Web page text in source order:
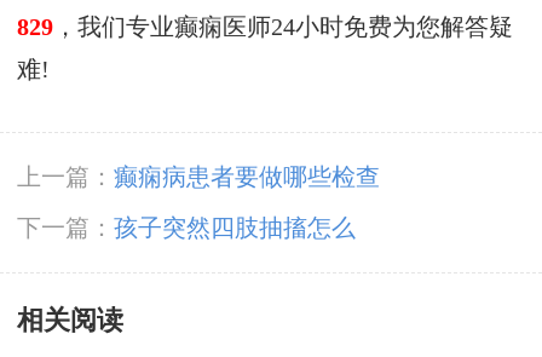
829 ，我们专业癫痫医师24小时免费为您解答疑
难!
上一篇： 癫痫病患者要做哪些检查
下一篇： 孩子突然四肢抽搐怎么
相关阅读